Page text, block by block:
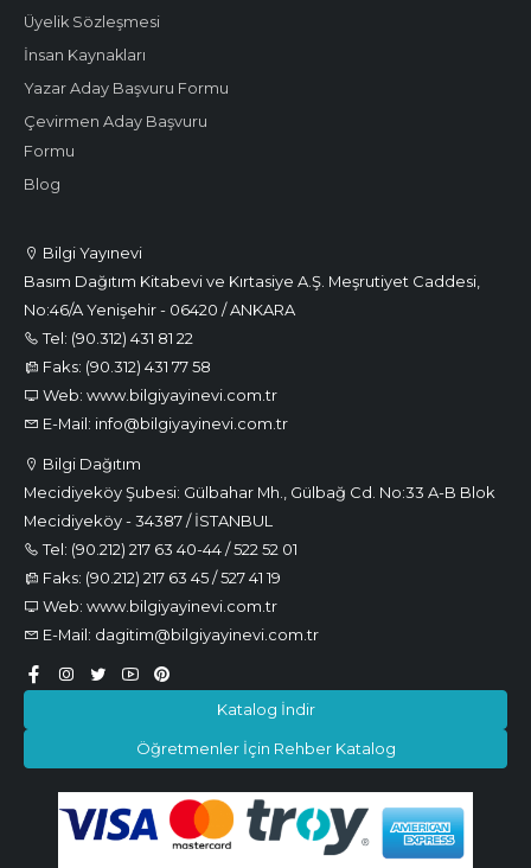
Bilgi Yayınevi
Basım Dağıtım Kitabevi ve Kırtasiye A.Ş. Meşrutiyet Caddesi,
No:46/A Yenişehir - 06420 / ANKARA
Tel: (90.312) 431 81 22
Faks: (90.312) 431 77 58
Web: www.bilgiyayinevi.com.tr
E-Mail: info@bilgiyayinevi.com.tr
Bilgi Dağıtım
Mecidiyeköy Şubesi: Gülbahar Mh., Gülbağ Cd. No:33 A-B Blok
Mecidiyeköy - 34387 / İSTANBUL
Tel: (90.212) 217 63 40-44 / 522 52 01
Faks: (90.212) 217 63 45 / 527 41 19
Web: www.bilgiyayinevi.com.tr
E-Mail: dagitim@bilgiyayinevi.com.tr
Katalog İndir
Öğretmenler İçin Rehber Katalog
Üyelik Sözleşmesi
İnsan Kaynakları
Yazar Aday Başvuru Formu
Çevirmen Aday Başvuru
Formu
Blog